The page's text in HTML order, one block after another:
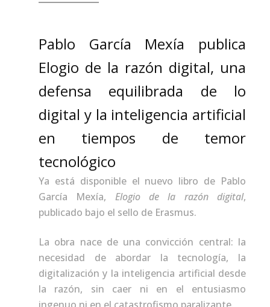
Pablo García Mexía publica
Elogio de la razón digital, una
defensa equilibrada de lo
digital y la inteligencia artificial
en tiempos de temor
tecnológico
Ya está disponible el nuevo libro de Pablo
García Mexía, Elogio de la razón digital,
publicado bajo el sello de Erasmus.
La obra nace de una convicción central: la
necesidad de abordar la tecnología, la
digitalización y la inteligencia artificial desde
la razón, sin caer ni en el entusiasmo